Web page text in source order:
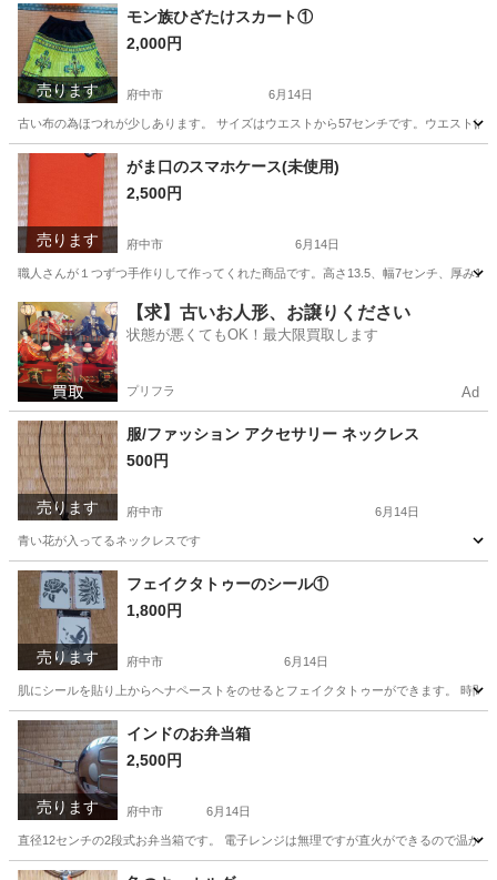
東京 府中市 カードゲーム DVD
売ります
モン族ひざたけスカート①
2,000円
府中市 6月14日
古い布の為ほつれが少しあります。 サイズはウエストから57センチです。ウエストは
東京 府中市 スカート ゴム
売ります
がま口のスマホケース(未使用)
2,500円
府中市 6月14日
職人さんが１つずつ手作りして作ってくれた商品です。高さ13.5、幅7センチ、厚み
東京 府中市 その他 帆布
【求】古いお人形、お譲りください
状態が悪くてもOK！最大限買取します
プリフラ Ad
売ります
服/ファッション アクセサリー ネックレス
500円
府中市 6月14日
青い花が入ってるネックレスです
東京 府中市 アクセサリー
売ります
フェイクタトゥーのシール①
1,800円
府中市 6月14日
肌にシールを貼り上からヘナペーストをのせるとフェイクタトゥーができます。 時
東京 府中市 その他 セット
売ります
インドのお弁当箱
2,500円
府中市 6月14日
直径12センチの2段式お弁当箱です。 電子レンジは無理ですが直火ができるので温か
東京 府中市 家具 弁当箱